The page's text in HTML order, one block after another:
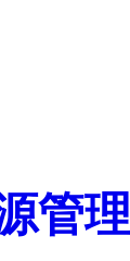
管理